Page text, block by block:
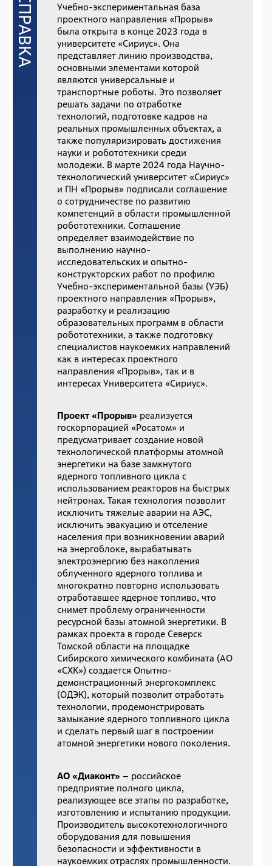
Учебно-экспериментальная база
проектного направления «Прорыв»
была открыта в конце 2023 года в
университете «Сириус». Она
представляет линию производства,
основными элементами которой
являются универсальные и
транспортные роботы. Это позволяет
решать задачи по отработке
технологий, подготовке кадров на
реальных промышленных объектах, а
также популяризировать достижения
науки и робототехники среди
молодежи. В марте 2024 года Научно-
технологический университет «Сириус»
и ПН «Прорыв» подписали соглашение
о сотрудничестве по развитию
компетенций в области промышленной
робототехники. Соглашение
определяет взаимодействие по
выполнению научно-
исследовательских и опытно-
конструкторских работ по профилю
Учебно-экспериментальной базы (УЭБ)
проектного направления «Прорыв»,
разработку и реализацию
образовательных программ в области
робототехники, а также подготовку
специалистов наукоемких направлений
как в интересах проектного
направления «Прорыв», так и в
интересах Университета «Сириус».
Проект «Прорыв» реализуется
госкорпорацией «Росатом» и
предусматривает создание новой
технологической платформы атомной
энергетики на базе замкнутого
ядерного топливного цикла с
использованием реакторов на быстрых
нейтронах. Такая технология позволит
исключить тяжелые аварии на АЭС,
исключить эвакуацию и отселение
населения при возникновении аварий
на энергоблоке, вырабатывать
электроэнергию без накопления
облученного ядерного топлива и
многократно повторно использовать
отработавшее ядерное топливо, что
снимет проблему ограниченности
ресурсной базы атомной энергетики. В
рамках проекта в городе Северск
Томской области на площадке
Сибирского химического комбината (АО
«СХК») создается Опытно-
демонстрационный энергокомплекс
(ОДЭК), который позволит отработать
технологии, продемонстрировать
замыкание ядерного топливного цикла
и сделать первый шаг в построении
атомной энергетики нового поколения.
АО «Диаконт» – российское
предприятие полного цикла,
реализующее все этапы по разработке,
изготовлению и испытанию продукции.
Производитель высокотехнологичного
оборудования для повышения
безопасности и эффективности в
наукоемких отраслях промышленности.